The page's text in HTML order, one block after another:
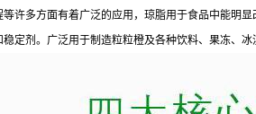
许多方面有着广泛的应用，琼脂用于食品中能明
定剂。广泛用于制造粒粒橙及各种饮料、果冻、